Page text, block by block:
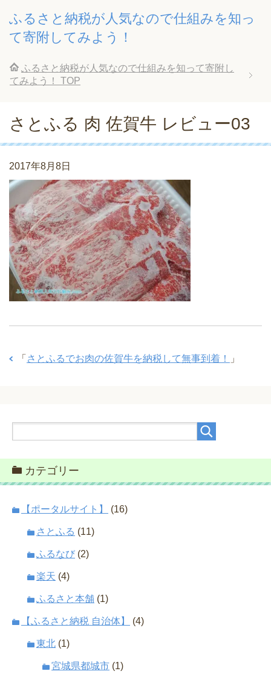
ふるさと納税が人気なので仕組みを知っ
て寄附してみよう！
ふるさと納税が人気なので仕組みを知って寄附し
てみよう！
TOP
さとふる 肉 佐賀牛 レビュー03
2017年8月8日
「 さとふるでお肉の佐賀牛を納税して無事到着！ 」
カテゴリー
【ポータルサイト】 (16)
さとふる (11)
ふるなび (2)
楽天 (4)
ふるさと本舗 (1)
【ふるさと納税 自治体】 (4)
東北 (1)
宮城県都城市 (1)